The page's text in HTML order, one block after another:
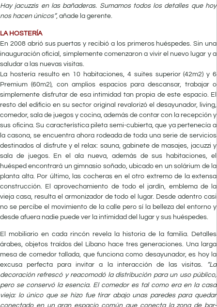
Hay jacuzzis en las bañaderas. Sumamos todos los detalles que hoy
nos hacen únicos”, añade la gerente.
LA HOSTERÍA
En 2008 abrió sus puertas y recibió a los primeros huéspedes. Sin una
inauguración oficial, simplemente comenzaron a vivir el nuevo lugar y a
saludar a las nuevas visitas.
La hostería resulto en 10 habitaciones, 4 suites superior (42m2) y 6
Premium (60m2), con amplios espacios para descansar, trabajar o
simplemente disfrutar de esa intimidad tan propia de este espacio. El
resto del edificio en su sector original revalorizó el desayunador, living,
comedor, sala de juegos y cocina, además de contar con la recepción y
sus oficina. Su característica pileta semi-cubierta, que ya pertenecía a
la casona, se encuentra ahora rodeada de toda una serie de servicios
destinados al disfrute y el relax: sauna, gabinete de masajes, jacuzzi y
sala de juegos. En el ala nueva, además de sus habitaciones, el
huésped encontrará un gimnasio soñado, ubicado en un solárium de la
planta alta. Por último, las cocheras en el otro extremo de la extensa
construcción. El aprovechamiento de todo el jardín, emblema de la
vieja casa, resulta el armonizador de todo el lugar. Desde adentro casi
no se percibe el movimiento de la calle pero sí la belleza del entorno y
desde afuera nadie puede ver la intimidad del lugar y sus huéspedes.
El mobiliario en cada rincón revela la historia de la familia. Detalles
árabes, objetos traídos del Líbano hace tres generaciones. Una larga
mesa de comedor tallada, que funciona como desayunador, es hoy la
excusa perfecta para invitar a la interacción de las visitas.
“La
decoración refrescó y reacomodó la distribución para un uso público,
pero se conservó la esencia. El comedor es tal como era en la casa
vieja: lo único que se hizo fue tirar abajo unas paredes para quedar
conectado en un gran espacio común que conecta la zona de bar-